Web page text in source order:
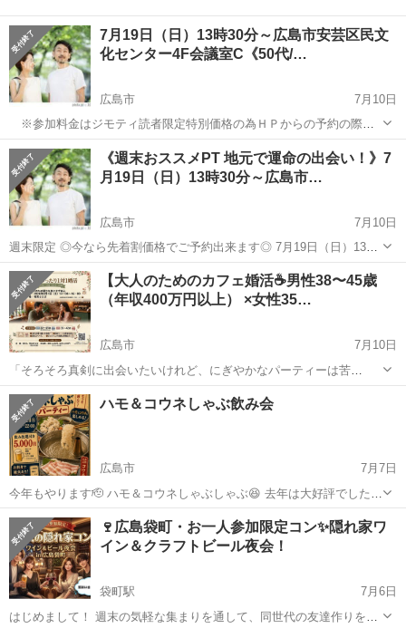
7月19日（日）13時30分～広島市安芸区民文
化センター4F会議室C《50代/…
広島市
7月10日
※参加料金はジモティ読者限定特別価格の為ＨＰからの予約の際に
問い合わせ欄に ジモティ見ましたと記入お願いします。
PASSION直通0736643135でのご予約＆お問い合わせ受付中
（参加人...
広島 広島市 パーティー バツイチ
《週末おススメPT 地元で運命の出会い！》7
月19日（日）13時30分～広島市…
広島市
7月10日
週末限定 ◎今なら先着割価格でご予約出来ます◎ 7月19日（日）13時
30分～広島市安芸区民文化センター4F会議室C《50代/60代》《シニア
恋活》 まだまだこれから！ゆっくりお話し大人の出会い編 男性...
広島 広島市 パーティー ギャンブル
【大人のためのカフェ婚活☕️男性38〜45歳
（年収400万円以上） ×女性35…
広島市
7月10日
「そろそろ真剣に出会いたいけれど、にぎやかなパーティーは苦
手…」 「周りの目が気になって、落ち着いて話せない…」 そんな大人
のための、特別な婚活イベントを【広島市中区・喫茶さえき】さんで
開催します✨ 今回のポイントは、な...
広島 広島市 パーティー
ハモ＆コウネしゃぶ飲み会
広島市
7月7日
今年もやります🫡 ハモ＆コウネしゃぶしゃぶ😆 去年は大好評でした
ありがとうございます🙏 今の時期しか食べられないこの組み合わせ😆
かなりのオススメです ２時間たっぷりの飲み放題付き🍻 ぜひ、ご参加
ください😄 日時 ...
広島 広島市 パーティー 飲み会
🍷広島袋町・お一人参加限定コン✨隠れ家ワ
イン＆クラフトビール夜会！
袋町駅
7月6日
はじめまして！ 週末の気軽な集まりを通して、同世代の友達作りをす